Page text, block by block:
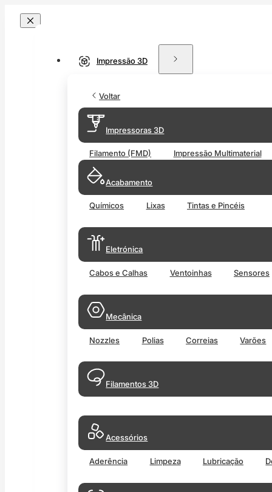
Impressão 3D
Voltar
Impressoras 3D
Filamento (FMD) Impressão Multimaterial
Acabamento
Químicos Lixas Tintas e Pincéis
Eletrónica
Cabos e Calhas Ventoinhas Sensores
Mecânica
Nozzles Polias Correias Varões
Filamentos 3D
Acessórios
Aderência Limpeza Lubricação